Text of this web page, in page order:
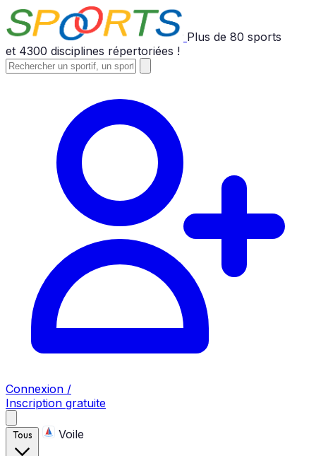
Plus de 80 sports
et 4300 disciplines répertoriées !
Connexion /
Inscription gratuite
Tous Voile